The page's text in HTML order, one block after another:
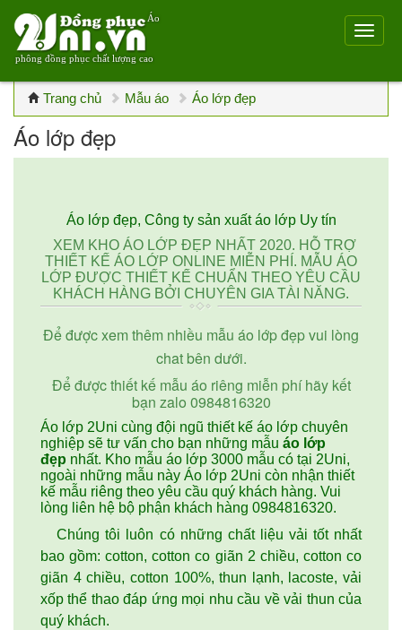
Áo
phông đồng phục chất lượng cao
Trang chủ Mẫu áo Áo lớp đẹp
Áo lớp đẹp
Áo lớp đẹp, Công ty sản xuất áo lớp Uy tín
XEM KHO ÁO LỚP ĐẸP NHẤT 2020. HỖ TRỢ
THIẾT KẾ ÁO LỚP ONLINE MIỄN PHÍ. MẪU ÁO
LỚP ĐƯỢC THIẾT KẾ CHUẨN THEO YÊU CẦU
KHÁCH HÀNG BỞI CHUYÊN GIA TÀI NĂNG.
Để được xem thêm nhiều mẫu áo lớp đẹp vui lòng
chat bên dưới.
Để được thiết kế mẫu áo riêng miễn phí hãy kết
bạn zalo 0984816320
Áo lớp 2Uni cùng đội ngũ thiết kế áo lớp chuyên
nghiệp sẽ tư vấn cho bạn những mẫu áo lớp
đẹp nhất. Kho mẫu áo lớp 3000 mẫu có tại 2Uni,
ngoài những mẫu này Áo lớp 2Uni còn nhận thiết
kế mẫu riêng theo yêu cầu quý khách hàng. Vui
lòng liên hệ bộ phận khách hàng 0984816320.
Chúng tôi luôn có những chất liệu vải tốt nhất
bao gồm: cotton, cotton co giãn 2 chiều, cotton co
giãn 4 chiều, cotton 100%, thun lạnh, lacoste, vải
xốp thể thao đáp ứng mọi nhu cầu về vải thun của
quý khách.